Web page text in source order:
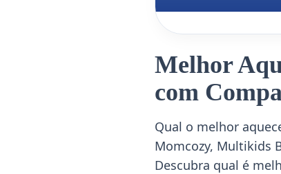
Melhor
com
Qual o melhor
Momcozy, Multikids
Descubra qual é